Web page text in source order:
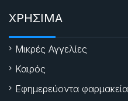
ΧΡΗΣΙΜΑ
Μικρές Αγγελίες
Καιρός
Εφημερεύοντα φαρμακεία